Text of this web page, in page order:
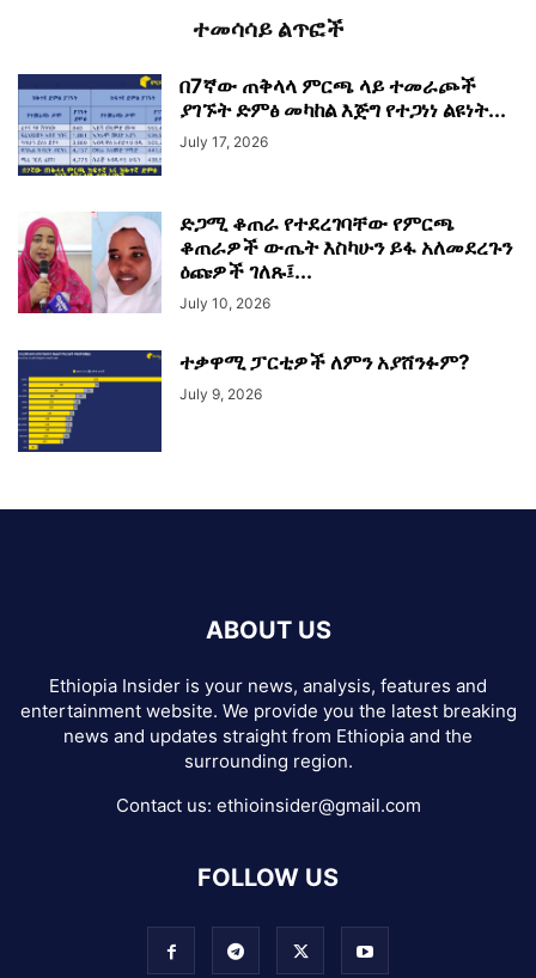
ተመሳሳይ ልጥፎች
በ7ኛው ጠቅላላ ምርጫ ላይ ተመራጮች
ያገኙት ድምፅ መካከል እጅግ የተጋነነ ልዩነት...
July 17, 2026
ድጋሚ ቆጠራ የተደረገባቸው የምርጫ
ቆጠራዎች ውጤት እስካሁን ይፋ አለመደረጉን
ዕጩዎች ገለጹ፤...
July 10, 2026
ተቃዋሚ ፓርቲዎች ለምን አያሸንፉም?
July 9, 2026
ABOUT US
Ethiopia Insider is your news, analysis, features and
entertainment website. We provide you the latest breaking
news and updates straight from Ethiopia and the
surrounding region.
Contact us: ethioinsider@gmail.com
FOLLOW US